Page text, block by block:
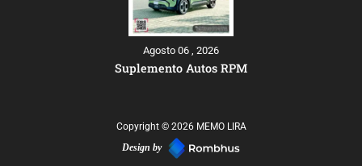
Agosto 06 , 2026
Suplemento Autos RPM
Copyright © 2026 MEMO LIRA
Design by